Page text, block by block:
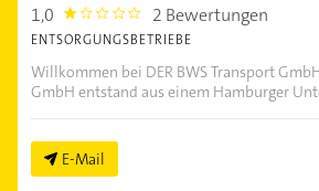
1,0 1.0 2 Bewertungen
ENTSORGUNGSBETRIEBE
Willkommen bei DER BWS Transport
GmbH entstand aus einem Hamburger
E-Mail